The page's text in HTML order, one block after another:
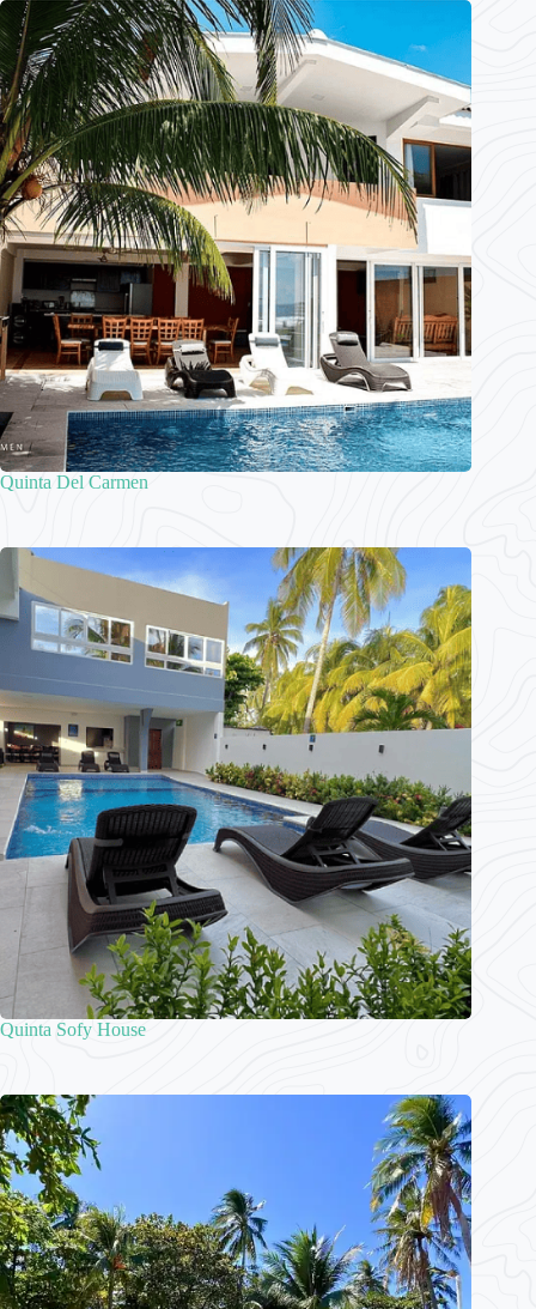
Quinta Del Carmen
Quinta Sofy House